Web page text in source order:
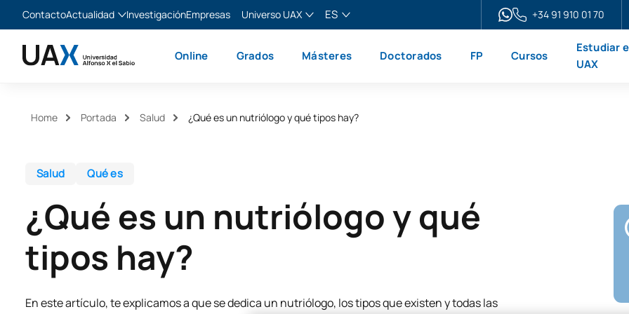
ContactoActualidad
Noticias
InvestigaciónEmpresas
Universo UAX
XTART
ES
English
+34 91 910 01 70
Online Grados Másteres Doctorados FP Cursos
Estudiar
UAX
Home Portada Salud ¿Qué es un nutriólogo y qué tipos hay?
Salud Qué es
¿Qué es un nutriólogo y qué
tipos hay?
En este artículo, te explicamos a que se dedica un nutriólogo, los tipos que existen y todas las